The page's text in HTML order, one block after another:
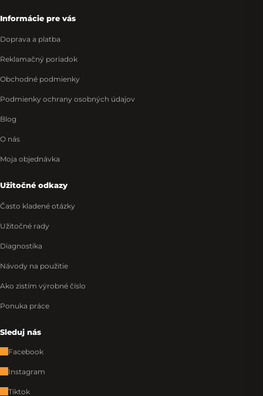
Informácie pre vás
Doprava a platba
Reklamačný poriadok
Obchodné podmienky
Podmienky ochrany osobných údajov
Blog
O nás
Moja objednávka
Užitočné odkazy
Často kladené otázky
Užitočné rady
Diagnostika
Návody na použitie
Ako zistím výrobné číslo
Ponuka práce
Sleduj nás
Facebook
Instagram
Tiktok